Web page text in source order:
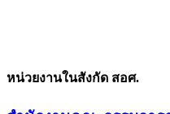
หน่วยงานในสังกัด สอศ.